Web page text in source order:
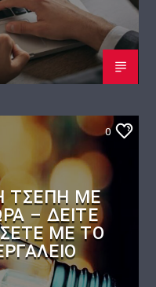
0
ΤΣΈΠΗ ΜΕ
– ΔΕΊΤΕ
ΜΕ ΤΟ